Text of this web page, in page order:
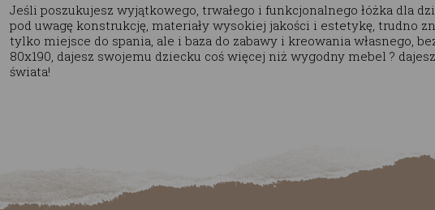
Jeśli poszukujesz wyjątkowego, trwałego i funkcjonalnego łóżka dla
pod uwagę konstrukcję, materiały wysokiej jakości i estetykę, trudno
tylko miejsce do spania, ale i baza do zabawy i kreowania własnego,
80x190, dajesz swojemu dziecku coś więcej niż wygodny mebel ?
świata!